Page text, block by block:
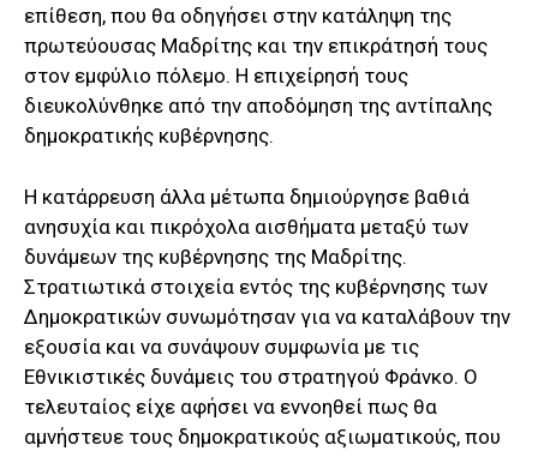
επίθεση, που θα οδηγήσει στην κατάληψη της
πρωτεύουσας Μαδρίτης και την επικράτησή τους
στον εμφύλιο πόλεμο. Η επιχείρησή τους
διευκολύνθηκε από την αποδόμηση της αντίπαλης
δημοκρατικής κυβέρνησης.
Η κατάρρευση άλλα μέτωπα δημιούργησε βαθιά
ανησυχία και πικρόχολα αισθήματα μεταξύ των
δυνάμεων της κυβέρνησης της Μαδρίτης.
Στρατιωτικά στοιχεία εντός της κυβέρνησης των
Δημοκρατικών συνωμότησαν για να καταλάβουν την
εξουσία και να συνάψουν συμφωνία με τις
Εθνικιστικές δυνάμεις του στρατηγού Φράνκο. Ο
τελευταίος είχε αφήσει να εννοηθεί πως θα
αμνήστευε τους δημοκρατικούς αξιωματικούς, που